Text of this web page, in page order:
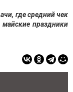
где средний чек
праздники